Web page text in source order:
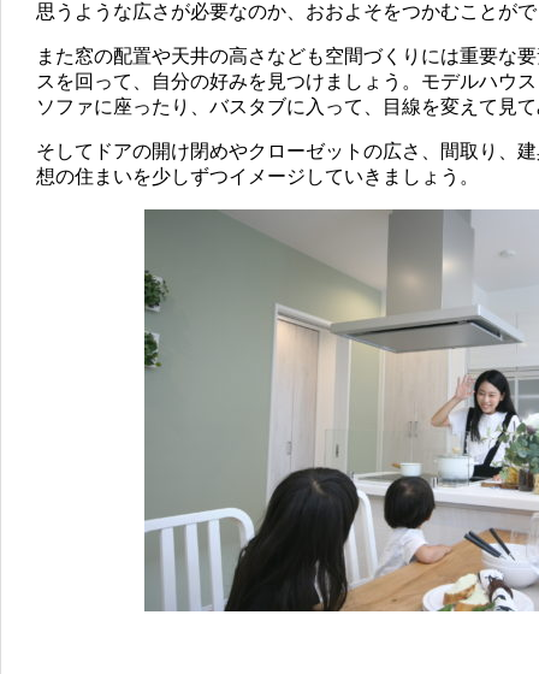
思うような広さが必要なのか、おおよそをつかむことが
また窓の配置や天井の高さなども空間づくりには重要な
スを回って、自分の好みを見つけましょう。モデルハウ
ソファに座ったり、バスタブに入って、目線を変えて見
そしてドアの開け閉めやクローゼットの広さ、間取り、
想の住まいを少しずつイメージしていきましょう。